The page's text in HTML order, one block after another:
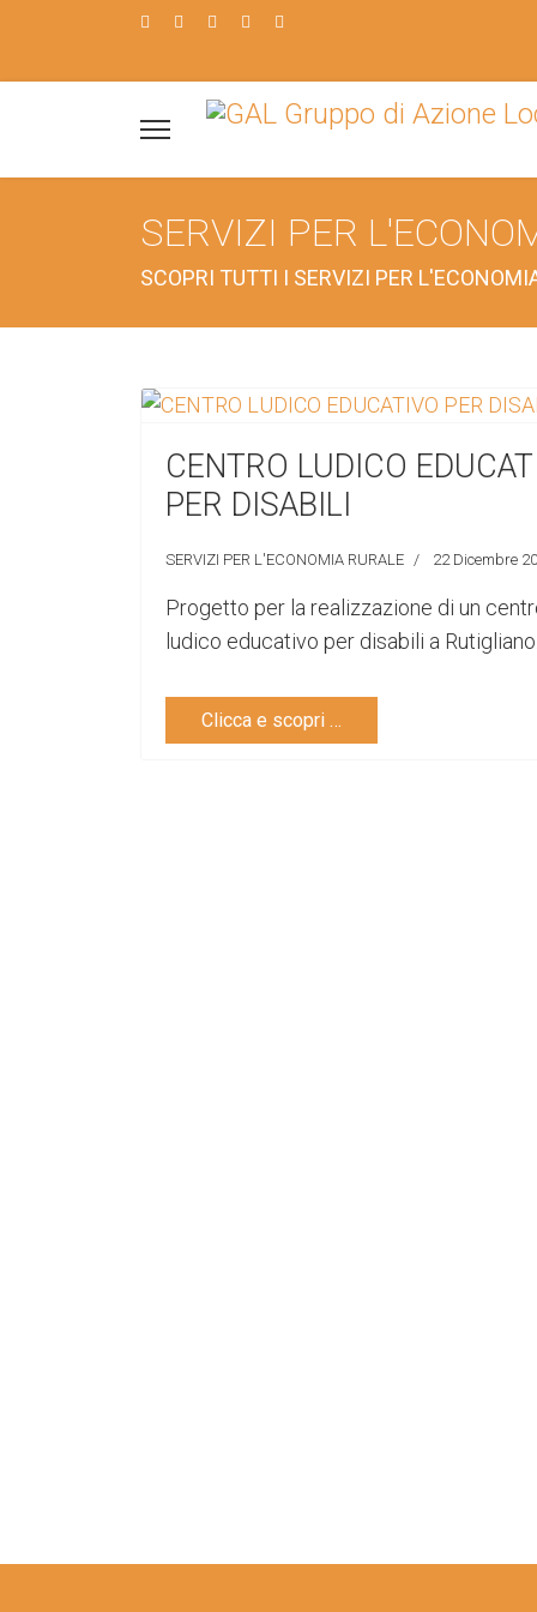
SERVIZI PER
SCOPRI TUTTI I SERVIZI PER
CENTRO LUDICO
PER DISABILI
SERVIZI PER L'ECONOMIA RURALE 22 Dicembre
Progetto per la realizzazione di un
ludico educativo per disabili a
Clicca e scopri …